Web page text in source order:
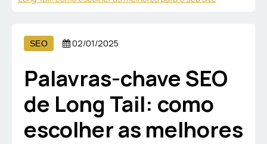
SEO 02/01/2025
Palavras-chave SEO
de Long Tail: como
escolher as melhores